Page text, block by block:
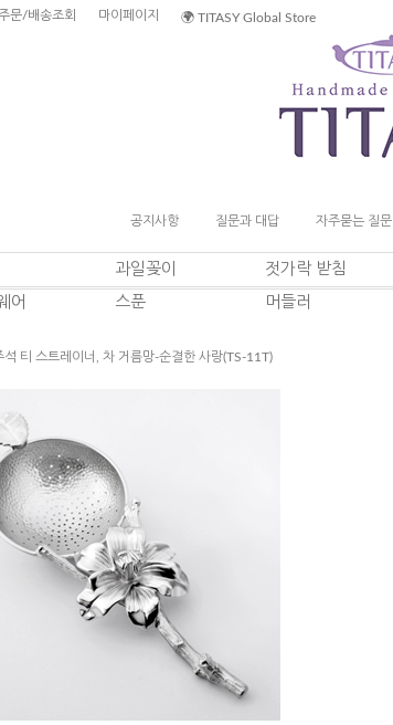
문/배송조회 마이페이지 🌍 TITASY Global Store
공지사항 질문과 대답 자주묻는 질문
과일꽂이 젓가락 받침
어 스푼 머들러
석 티 스트레이너, 차 거름망-순결한 사랑(TS-11T)